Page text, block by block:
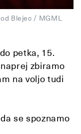
Blejec / MGML
petka, 15.
zbiramo
na voljo tudi
se spoznamo